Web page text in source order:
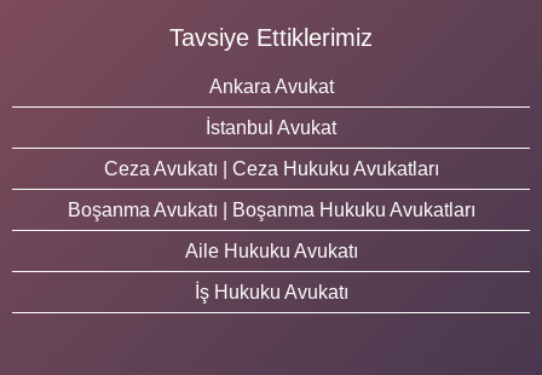
Tavsiye Ettiklerimiz
Ankara Avukat
İstanbul Avukat
Ceza Avukatı | Ceza Hukuku Avukatları
Boşanma Avukatı | Boşanma Hukuku Avukatları
Aile Hukuku Avukatı
İş Hukuku Avukatı